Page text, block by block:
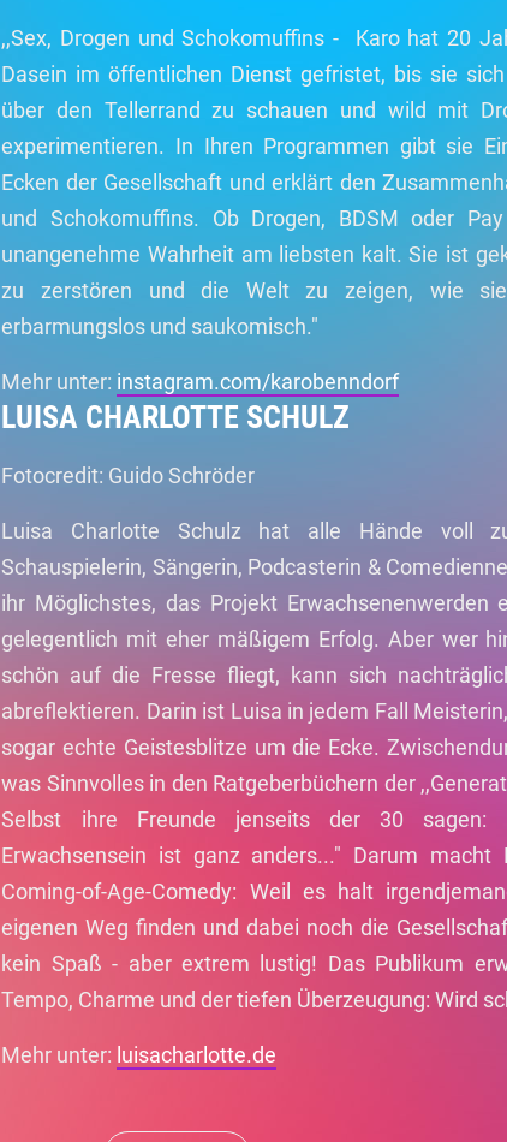
,,Sex, Drogen und Schokomuffins - Karo hat 20
Dasein im öffentlichen Dienst gefristet, bis sie
über den Tellerrand zu schauen und wild mit
experimentieren. In Ihren Programmen gibt sie
Ecken der Gesellschaft und erklärt den
und Schokomuffins. Ob Drogen, BDSM oder
unangenehme Wahrheit am liebsten kalt. Sie ist
zu zerstören und die Welt zu zeigen, wie
erbarmungslos und saukomisch."
Mehr unter: instagram.com/karobenndorf
LUISA CHARLOTTE SCHULZ
Fotocredit: Guido Schröder
Luisa Charlotte Schulz hat alle Hände voll
Schauspielerin, Sängerin, Podcasterin &
ihr Möglichstes, das Projekt Erwachsenenwerden
gelegentlich mit eher mäßigem Erfolg. Aber wer
schön auf die Fresse fliegt, kann sich
abreflektieren. Darin ist Luisa in jedem Fall
sogar echte Geistesblitze um die Ecke.
was Sinnvolles in den Ratgeberbüchern der
Selbst ihre Freunde jenseits der 30 sagen:
Erwachsensein ist ganz anders..." Darum macht
Coming-of-Age-Comedy: Weil es halt
eigenen Weg finden und dabei noch die
kein Spaß - aber extrem lustig! Das Publikum
Tempo, Charme und der tiefen Überzeugung: Wird
Mehr unter: luisacharlotte.de